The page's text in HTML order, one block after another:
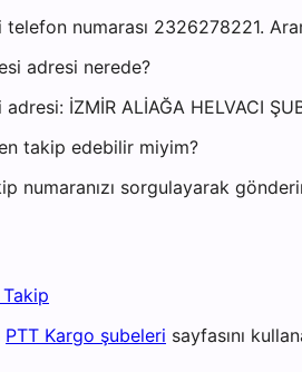
numarası 2326278221.
adresi nerede?
İZMİR ALİAĞA HELVACI
takip edebilir miyim?
numaranızı sorgulayarak
PTT Kargo şubeleri sayfasını